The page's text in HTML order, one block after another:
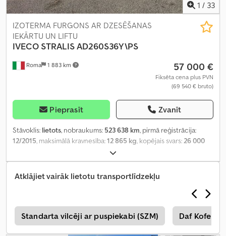
1 / 33
Roma 1 883 km
IZOTERMA FURGONS AR DZESĒŠANAS
IEKĀRTU UN LIFTU
IVECO STRALISAD260S36Y\PS
57 000 €
Fiksēta cena plus PVN
(69 540 € bruto)
Pieprasīt Zvanīt
Stāvoklis: lietots, nobraukums: 523 638 km, pirmā reģistrācija:
12/2015, maksimālā kravnesība:12 865 kg, kopējais svars:26 000
, krāsa:
kabīne, Ražošanas gads:2015, Aprīkojums:ABS,
Atklājiet vairāk lietotu transportlīdzekļu
Standarta vilcēji ar puspiekabi (SZM) Daf Koferis